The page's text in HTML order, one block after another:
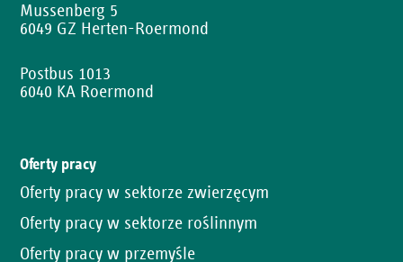
Mussenberg 5
6049 GZ Herten-Roermond
Postbus 1013
6040 KA Roermond
Oferty pracy
Oferty pracy w sektorze zwierzęcym
Oferty pracy w sektorze roślinnym
Oferty pracy w przemyśle